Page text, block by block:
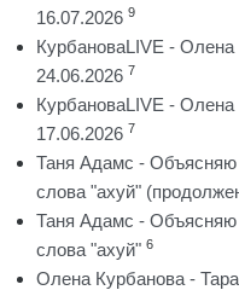
16.07.2026 9
КурбановаLIVE -
24.06.2026 7
КурбановаLIVE -
17.06.2026 7
Таня Адамс - Объясняю
слова "ахуй"
Таня Адамс - Объясняю
слова "ахуй" 6
Олена Курбанова -